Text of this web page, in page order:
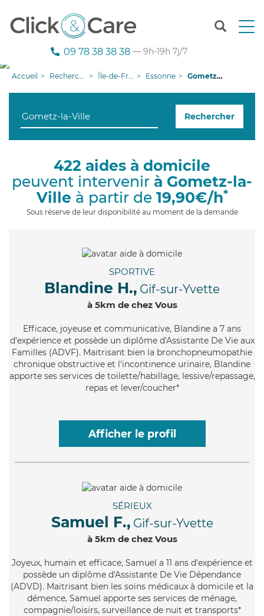
T
n
g
i
09 78 38 38 38 — 9h-19h 7j/7
Accueil Recherche aide à domicile Île-de-France Essonne Gometz-la-Ville
Rechercher
422 aides à domicile
peuvent intervenir à Gometz-la-
Ville à partir de 19,90€/h*
Sous réserve de leur disponibilité au moment de la demande
SPORTIVE
Blandine H., Gif-sur-Yvette
à 5km de chez Vous
Efficace, joyeuse et communicative, Blandine a 7 ans
d'expérience et possède un diplôme d'Assistante De Vie aux
Familles (ADVF). Maitrisant bien la bronchopneumopathie
chronique obstructive et l'incontinence urinaire, Blandine
apporte ses services de toilette/habillage, lessive/repassage,
repas et lever/coucher*
Afficher le profil
SÉRIEUX
Samuel F., Gif-sur-Yvette
à 5km de chez Vous
Joyeux, humain et efficace, Samuel a 11 ans d'expérience et
possède un diplôme d'Assistante De Vie Dépendance
(ADVD). Maitrisant bien les soins médicaux à domicile et la
démence, Samuel apporte ses services de ménage,
compagnie/loisirs, surveillance de nuit et transports*